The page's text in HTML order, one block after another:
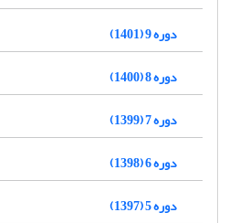
دوره 9 (1401)
دوره 8 (1400)
دوره 7 (1399)
دوره 6 (1398)
دوره 5 (1397)